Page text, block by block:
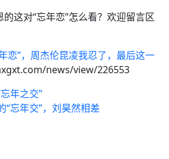
这对“忘年恋”怎么看？欢迎留言区
恋”，周杰伦昆凌我忍了，最后这一
news/view/226553
年之交”
“忘年交”，刘昊然相差